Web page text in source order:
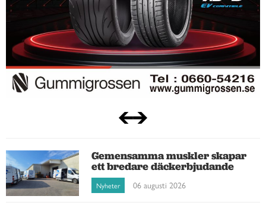
Gemensamma muskler skapar
ett bredare däckerbjudande
Nyheter 06 augusti 2026